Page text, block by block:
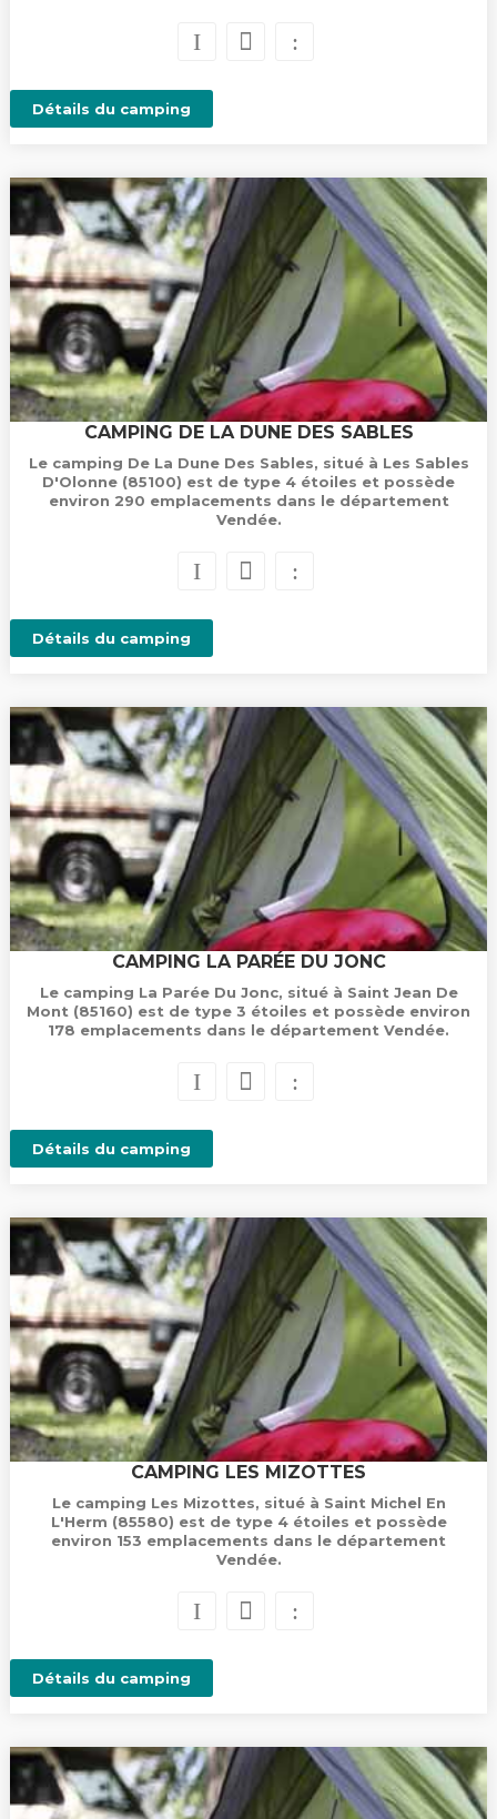
Détails du camping
CAMPING DE LA DUNE DES SABLES
Le camping De La Dune Des Sables, situé à Les Sables
D'Olonne (85100) est de type 4 étoiles et possède
environ 290 emplacements dans le département
Vendée.
Détails du camping
CAMPING LA PARÉE DU JONC
Le camping La Parée Du Jonc, situé à Saint Jean De
Mont (85160) est de type 3 étoiles et possède environ
178 emplacements dans le département Vendée.
Détails du camping
CAMPING LES MIZOTTES
Le camping Les Mizottes, situé à Saint Michel En
L'Herm (85580) est de type 4 étoiles et possède
environ 153 emplacements dans le département
Vendée.
Détails du camping